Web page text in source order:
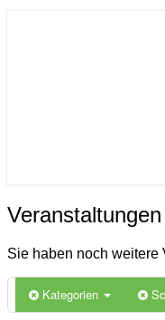
Veranstaltungen
Veranstaltungen
Sie haben noch weitere
Kategorien